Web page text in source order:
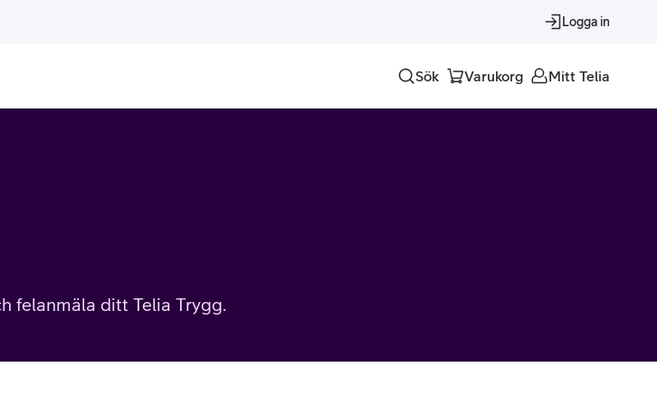
Logga in
Registrera kontantkort
Sök Varukorg Mitt Telia
felanmäla ditt Telia Trygg.